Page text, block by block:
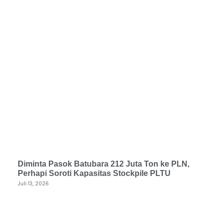
Diminta Pasok Batubara 212 Juta Ton ke PLN,
Perhapi Soroti Kapasitas Stockpile PLTU
Juli 13, 2026